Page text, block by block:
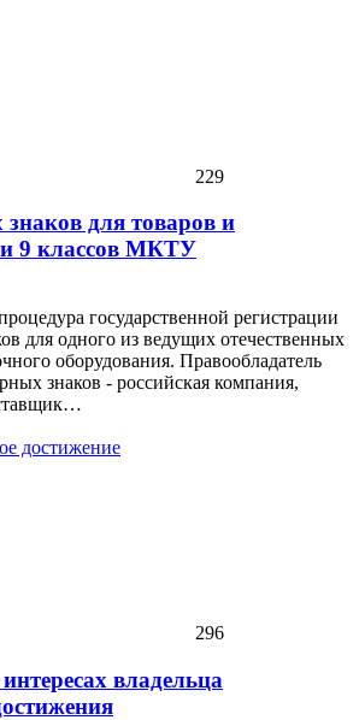
229
для товаров и
и 9 классов МКТУ
государственной регистрации
для одного из ведущих отечественных
оборудования. Правообладатель
знаков - российская компания,
296
владельца